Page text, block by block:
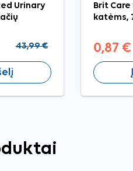
Urinary
43,99 €
Brit
katėms,
0,87 €